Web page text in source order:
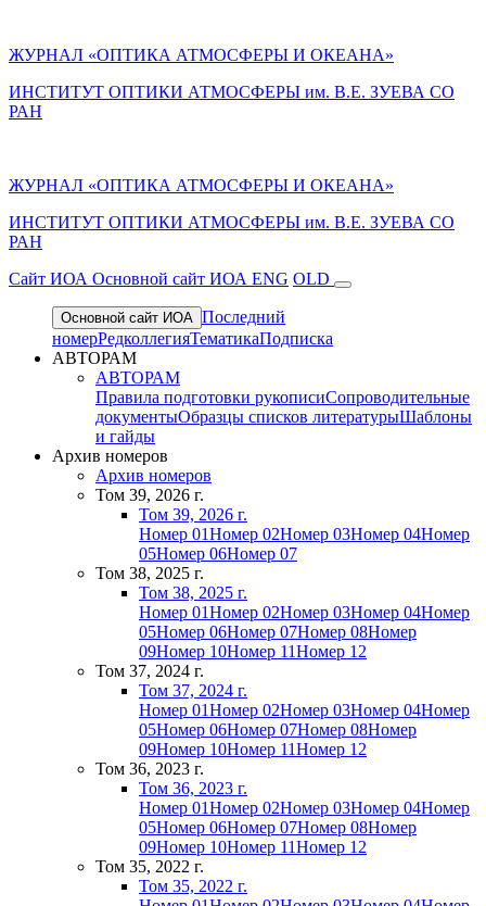
ЖУРНАЛ «ОПТИКА АТМОСФЕРЫ И ОКЕАНА»
ИНСТИТУТ ОПТИКИ АТМОСФЕРЫ им. В.Е. ЗУЕВА СО
РАН
ЖУРНАЛ «ОПТИКА АТМОСФЕРЫ И ОКЕАНА»
ИНСТИТУТ ОПТИКИ АТМОСФЕРЫ им. В.Е. ЗУЕВА СО
РАН
Cайт ИОА Основной сайт ИОА ENG OLD
Основной сайт ИОА Последний
номерРедколлегияТематикаПодписка
АВТОРАМ
АВТОРАМ
Правила подготовки рукописиСопроводительные
документыОбразцы списков литературыШаблоны
и гайды
Архив номеров
Архив номеров
Том 39, 2026 г.
Том 39, 2026 г.
Номер 01Номер 02Номер 03Номер 04Номер
05Номер 06Номер 07
Том 38, 2025 г.
Том 38, 2025 г.
Номер 01Номер 02Номер 03Номер 04Номер
05Номер 06Номер 07Номер 08Номер
09Номер 10Номер 11Номер 12
Том 37, 2024 г.
Том 37, 2024 г.
Номер 01Номер 02Номер 03Номер 04Номер
05Номер 06Номер 07Номер 08Номер
09Номер 10Номер 11Номер 12
Том 36, 2023 г.
Том 36, 2023 г.
Номер 01Номер 02Номер 03Номер 04Номер
05Номер 06Номер 07Номер 08Номер
09Номер 10Номер 11Номер 12
Том 35, 2022 г.
Том 35, 2022 г.